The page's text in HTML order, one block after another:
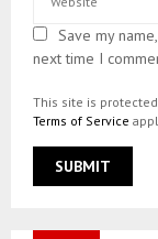
Save my
next time I
This site is protected
Terms of Service